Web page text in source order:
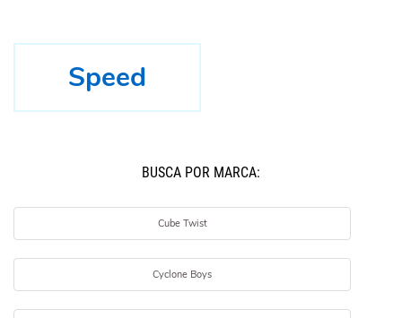
Speed
BUSCÁ POR MARCA:
Cube Twist
Cyclone Boys